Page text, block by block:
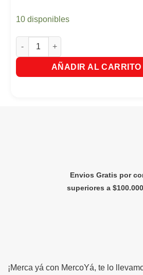
10 disponibles
Shampoo Anticaspa Lupulo
AÑADIR AL CARRITO
Envios Gratis por
superiores a
¡Merca yá con MercoYá, te lo